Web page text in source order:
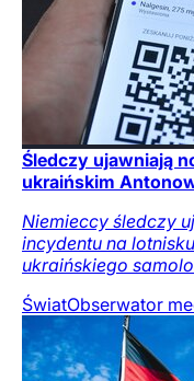
Śledczy ujawniają
ukraińskim
Niemieccy śledczy
incydentu na
ukraińskiego
ŚwiatObserwator